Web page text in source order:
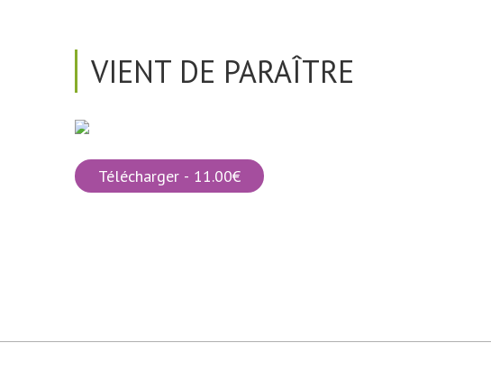
VIENT DE PARAÎTRE
Télécharger - 11.00€